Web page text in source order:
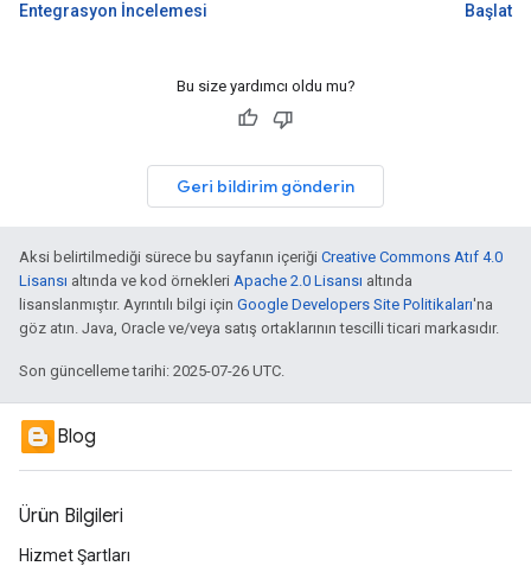
Entegrasyon İncelemesi
Başlat
Bu size yardımcı oldu mu?
Geri bildirim gönderin
Aksi belirtilmediği sürece bu sayfanın içeriği Creative Commons Atıf 4.0
Lisansı altında ve kod örnekleri Apache 2.0 Lisansı altında
lisanslanmıştır. Ayrıntılı bilgi için Google Developers Site Politikaları'na
göz atın. Java, Oracle ve/veya satış ortaklarının tescilli ticari markasıdır.
Son güncelleme tarihi: 2025-07-26 UTC.
Blog
Ürün Bilgileri
Hizmet Şartları